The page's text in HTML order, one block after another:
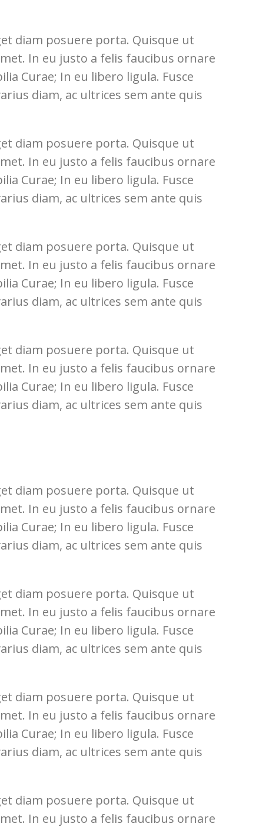
diam posuere porta. Quisque ut
In eu justo a felis faucibus ornare
Curae; In eu libero ligula. Fusce
diam, ac ultrices sem ante quis
diam posuere porta. Quisque ut
In eu justo a felis faucibus ornare
Curae; In eu libero ligula. Fusce
diam, ac ultrices sem ante quis
diam posuere porta. Quisque ut
In eu justo a felis faucibus ornare
Curae; In eu libero ligula. Fusce
diam, ac ultrices sem ante quis
diam posuere porta. Quisque ut
In eu justo a felis faucibus ornare
Curae; In eu libero ligula. Fusce
diam, ac ultrices sem ante quis
diam posuere porta. Quisque ut
In eu justo a felis faucibus ornare
Curae; In eu libero ligula. Fusce
diam, ac ultrices sem ante quis
diam posuere porta. Quisque ut
In eu justo a felis faucibus ornare
Curae; In eu libero ligula. Fusce
diam, ac ultrices sem ante quis
diam posuere porta. Quisque ut
In eu justo a felis faucibus ornare
Curae; In eu libero ligula. Fusce
diam, ac ultrices sem ante quis
diam posuere porta. Quisque ut
In eu justo a felis faucibus ornare